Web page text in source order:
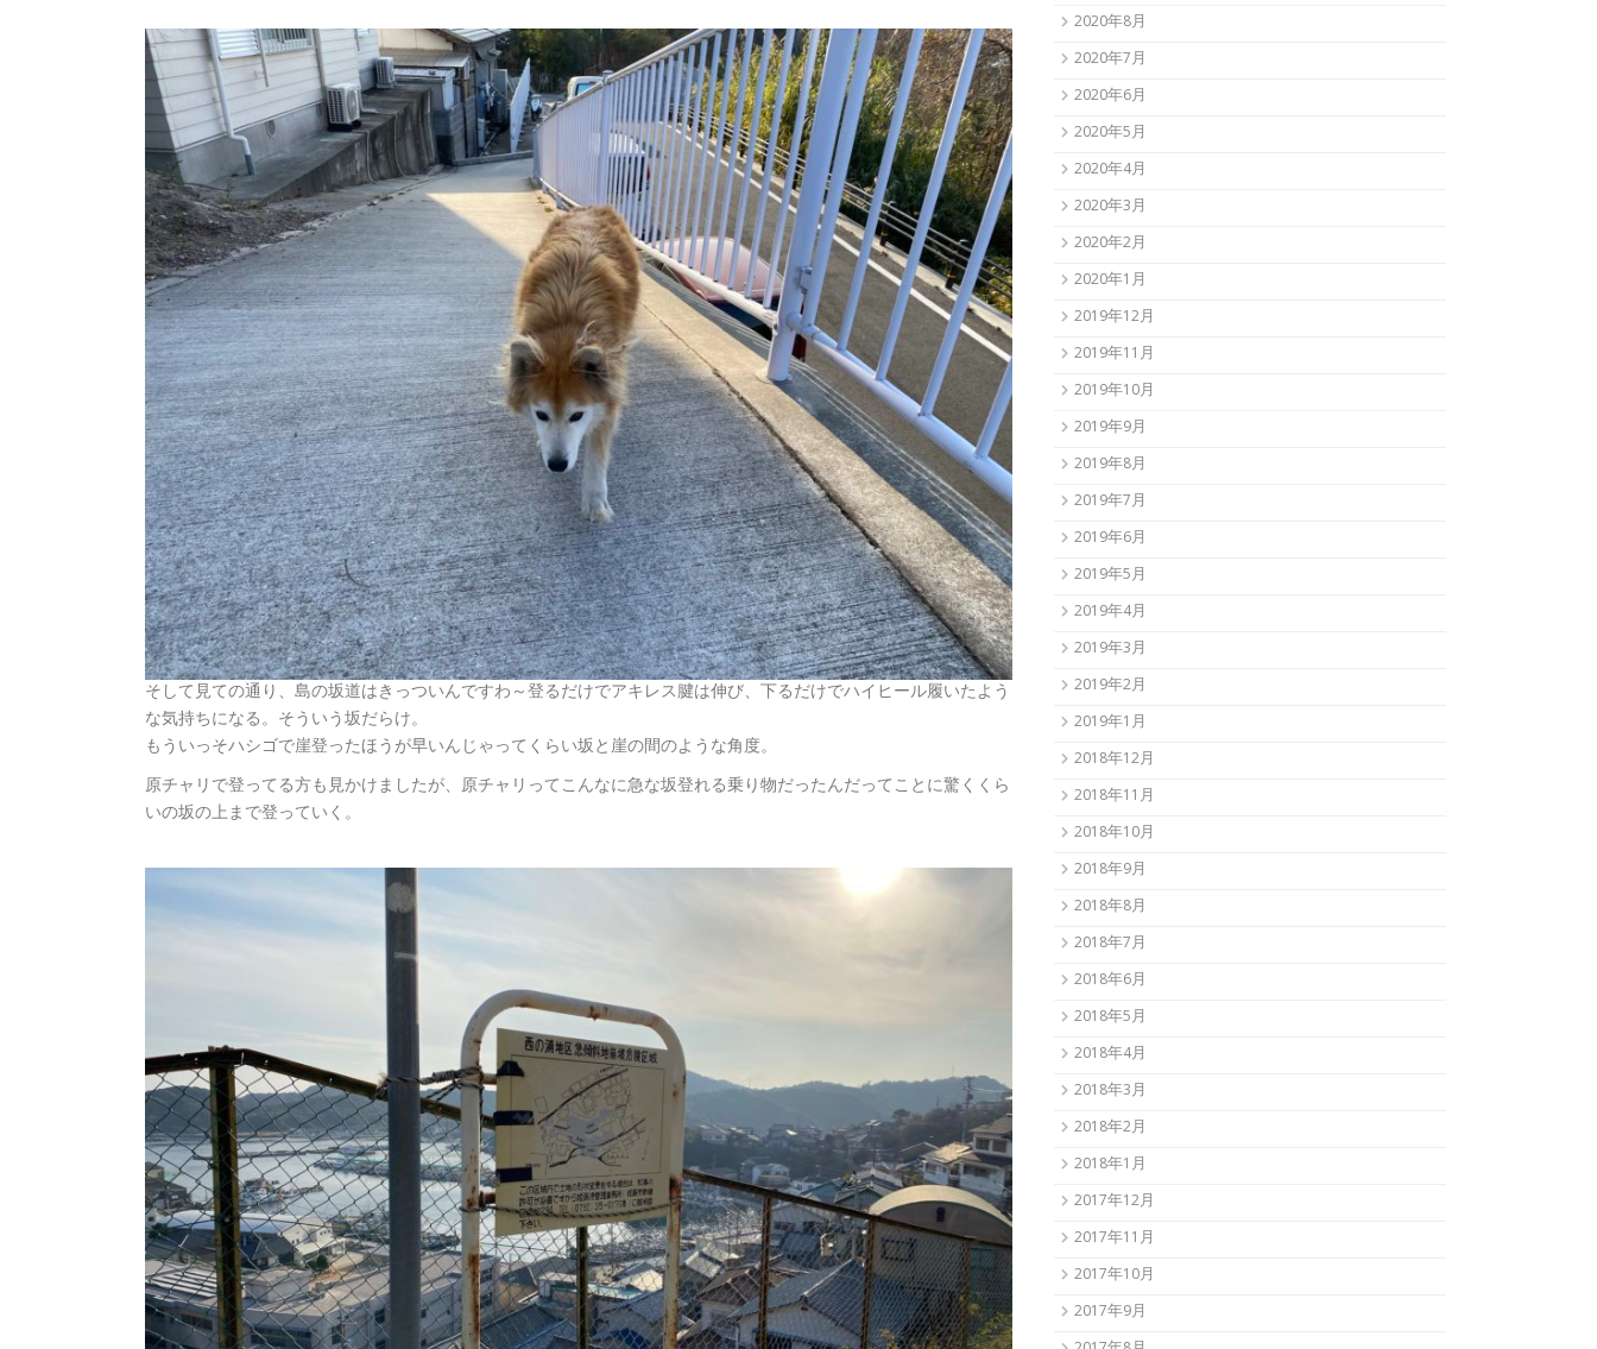
そして見ての通り、島の坂道はきっついんですわ～登るだけでアキレス腱は伸び、下るだけでハイヒール履いたよう
な気持ちになる。そういう坂だらけ。
もういっそハシゴで崖登ったほうが早いんじゃってくらい坂と崖の間のような角度。
原チャリで登ってる方も見かけましたが、原チャリってこんなに急な坂登れる乗り物だったんだってことに驚くくら
いの坂の上まで登っていく。
2020年8月
2020年7月
2020年6月
2020年5月
2020年4月
2020年3月
2020年2月
2020年1月
2019年12月
2019年11月
2019年10月
2019年9月
2019年8月
2019年7月
2019年6月
2019年5月
2019年4月
2019年3月
2019年2月
2019年1月
2018年12月
2018年11月
2018年10月
2018年9月
2018年8月
2018年7月
2018年6月
2018年5月
2018年4月
2018年3月
2018年2月
2018年1月
2017年12月
2017年11月
2017年10月
2017年9月